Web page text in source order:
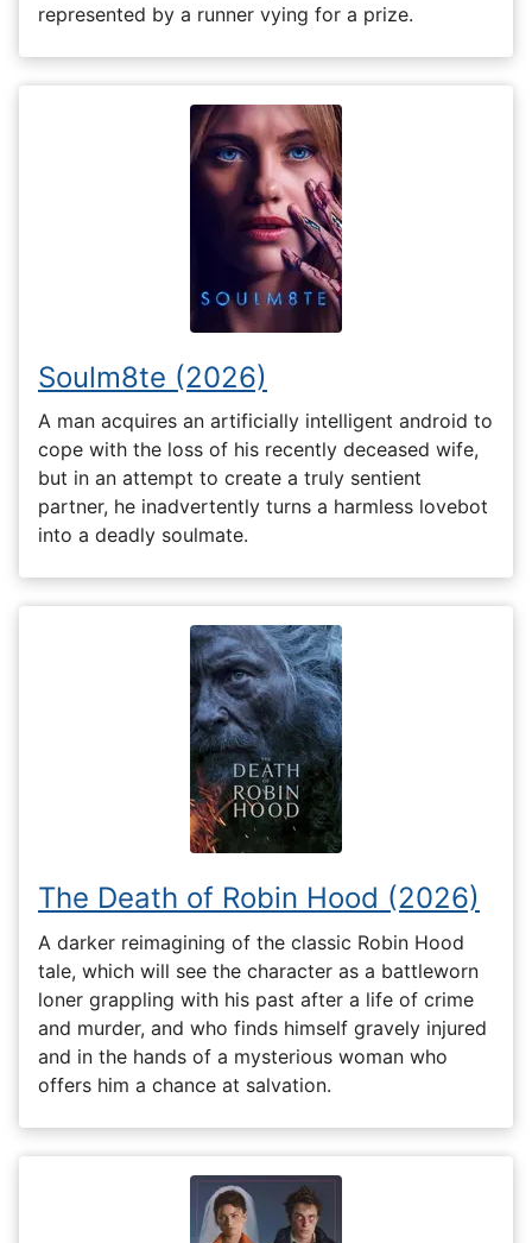
represented by a runner vying for a prize.
Soulm8te (2026)
A man acquires an artificially intelligent android to
cope with the loss of his recently deceased wife,
but in an attempt to create a truly sentient
partner, he inadvertently turns a harmless lovebot
into a deadly soulmate.
The Death of Robin Hood (2026)
A darker reimagining of the classic Robin Hood
tale, which will see the character as a battleworn
loner grappling with his past after a life of crime
and murder, and who finds himself gravely injured
and in the hands of a mysterious woman who
offers him a chance at salvation.